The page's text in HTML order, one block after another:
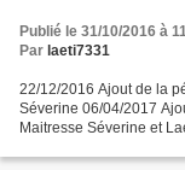
Publié le 31/10/2016 à
Par laeti7331
22/12/2016 Ajout de la
Séverine 06/04/2017
Maitresse Séverine et